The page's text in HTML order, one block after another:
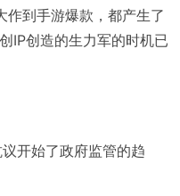
到手游爆款，都产生了
IP创造的生力军的时机已
开始了政府监管的趋